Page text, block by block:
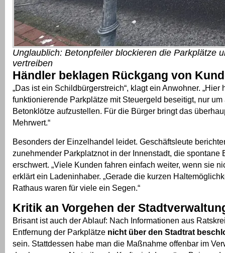
Unglaublich: Betonpfeiler blockieren die Parkplätze
vertreiben
Händler beklagen Rückgang von
„Das ist ein Schildbürgerstreich“, klagt ein Anwohner. „Hier
funktionierende Parkplätze mit Steuergeld beseitigt, nur
Betonklötze aufzustellen. Für die Bürger bringt das
Mehrwert.“
Besonders der Einzelhandel leidet. Geschäftsleute
zunehmender Parkplatznot in der Innenstadt, die spontane
erschwert. „Viele Kunden fahren einfach weiter, wenn sie
erklärt ein Ladeninhaber. „Gerade die kurzen
Rathaus waren für viele ein Segen.“
Kritik an Vorgehen der
Brisant ist auch der Ablauf: Nach Informationen aus
Entfernung der Parkplätze nicht über den Stadtrat
sein. Stattdessen habe man die Maßnahme offenbar im